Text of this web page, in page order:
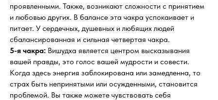
проявленными. Также, возникают сложности с принятием
и любовью других. В балансе эта чакра успокаивает и
питает. У сердечных, душевных и любящих людей
сбалансированная и сильная четвертая чакра.
5-я чакра: Вишудха является центром высказывания
вашей правды, это голос вашей мудрости и совести.
Когда здесь энергия заблокирована или замедленна, то
страх быть непринятыми или осужденными, становится
проблемой. Вы также можете чувствовать себя